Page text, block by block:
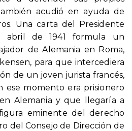
acudió en ayuda de
Una carta del Presidente
abril de 1941 formula un
de Alemania en Roma,
para que intercediera
de un joven jurista francés,
ese momento era prisionero
Alemania y que llegaría a
eminente del derecho
del Consejo de Dirección de